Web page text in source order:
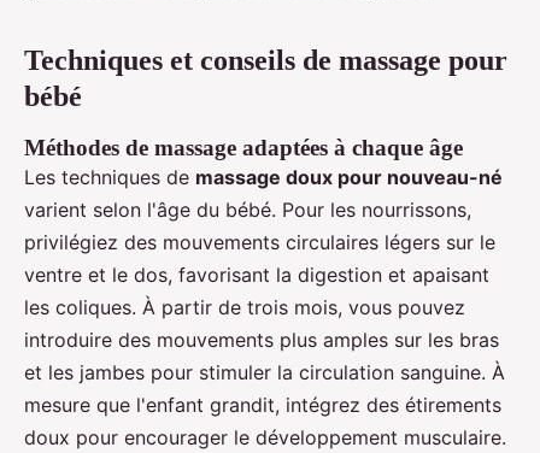
Techniques et conseils de massage pour
bébé
Méthodes de massage adaptées à chaque âge
Les techniques de massage doux pour nouveau-né
varient selon l'âge du bébé. Pour les nourrissons,
privilégiez des mouvements circulaires légers sur le
ventre et le dos, favorisant la digestion et apaisant
les coliques. À partir de trois mois, vous pouvez
introduire des mouvements plus amples sur les bras
et les jambes pour stimuler la circulation sanguine. À
mesure que l'enfant grandit, intégrez des étirements
doux pour encourager le développement musculaire.